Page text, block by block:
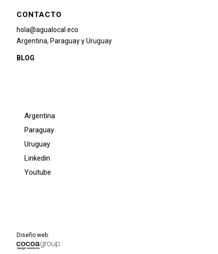
CONTACTO
hola@agualocal.eco
Argentina, Paraguay y Uruguay
BLOG
Argentina
Paraguay
Uruguay
Linkedin
Youtube
Diseño web: